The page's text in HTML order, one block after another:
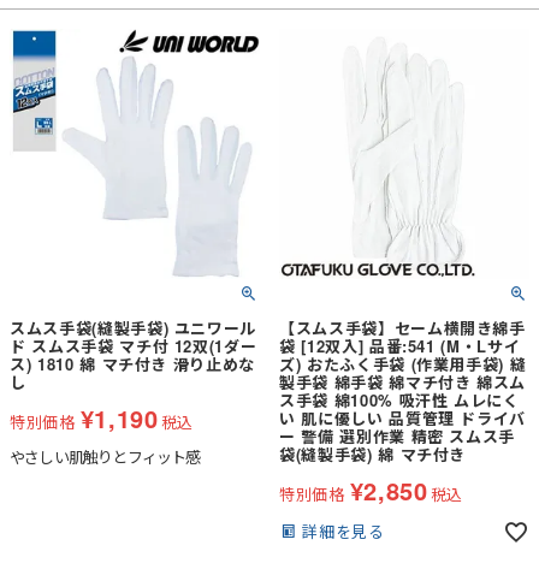
スムス手袋(縫製手袋) ユニワール
ド スムス手袋 マチ付 12双(1ダー
ス) 1810 綿 マチ付き 滑り止めな
し
特別価格 ¥1,190税込
やさしい肌触りとフィット感
【スムス手袋】セーム横開き綿手
袋 [12双入] 品番:541 (M・Lサイ
ズ) おたふく手袋 (作業用手袋) 縫
製手袋 綿手袋 綿マチ付き 綿スム
ス手袋 綿100% 吸汗性 ムレにく
い 肌に優しい 品質管理 ドライバ
ー 警備 選別作業 精密 スムス手
袋(縫製手袋) 綿 マチ付き
特別価格 ¥2,850税込
詳細を見る